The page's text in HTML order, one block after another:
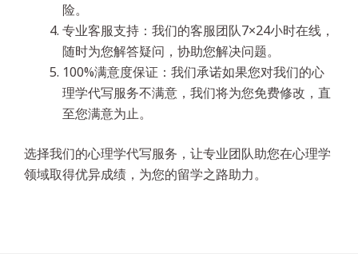
险。
专业客服支持：我们的客服团队7×24小时在线，
随时为您解答疑问，协助您解决问题。
100%满意度保证：我们承诺如果您对我们的心
理学代写服务不满意，我们将为您免费修改，直
至您满意为止。
选择我们的心理学代写服务，让专业团队助您在心理学
领域取得优异成绩，为您的留学之路助力。